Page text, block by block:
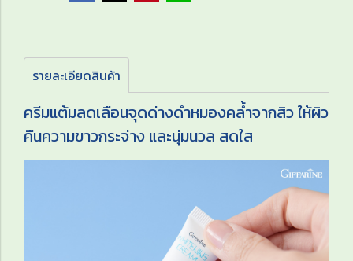
รายละเอียดสินค้า
ครีมแต้มลดเลือนจุดด่างดำหมองคล้ำจากสิว ให้ผิว
คืนความขาวกระจ่าง และนุ่มนวล สดใส